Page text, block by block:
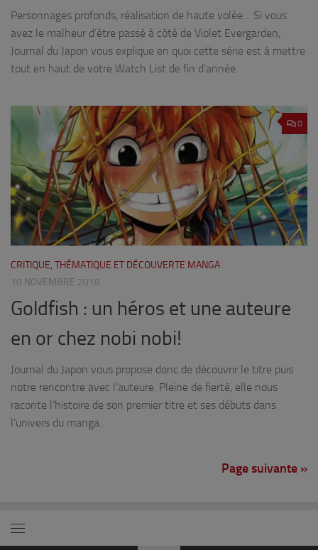
Personnages profonds, réalisation de haute volée… Si vous
avez le malheur d’être passé à côté de Violet Evergarden,
Journal du Japon vous explique en quoi cette série est à mettre
tout en haut de votre Watch List de fin d’année.
0
CRITIQUE, THÉMATIQUE ET DÉCOUVERTE MANGA
10 NOVEMBRE 2018
Goldfish : un héros et une auteure
en or chez nobi nobi!
Journal du Japon vous propose donc de découvrir le titre puis
notre rencontre avec l’auteure. Pleine de fierté, elle nous
raconte l’histoire de son premier titre et ses débuts dans
l’univers du manga.
Page suivante »